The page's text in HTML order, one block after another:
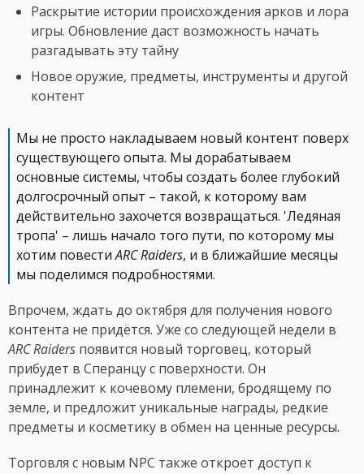
Раскрытие истории происхождения арков и лора
игры. Обновление даст возможность начать
разгадывать эту тайну
Новое оружие, предметы, инструменты и другой
контент
Мы не просто накладываем новый контент поверх
существующего опыта. Мы дорабатываем
основные системы, чтобы создать более глубокий
долгосрочный опыт – такой, к которому вам
действительно захочется возвращаться. 'Ледяная
тропа' – лишь начало того пути, по которому мы
хотим повестиARC Raiders, и в ближайшие месяцы
мы поделимся подробностями.
Впрочем, ждать до октября для получения нового
контента не придётся. Уже со следующей недели в
ARC Raiders появится новый торговец, который
прибудет в Сперанцу с поверхности. Он
принадлежит к кочевому племени, бродящему по
земле, и предложит уникальные награды, редкие
предметы и косметику в обмен на ценные ресурсы.
Торговля с новым NPC также откроет доступ к